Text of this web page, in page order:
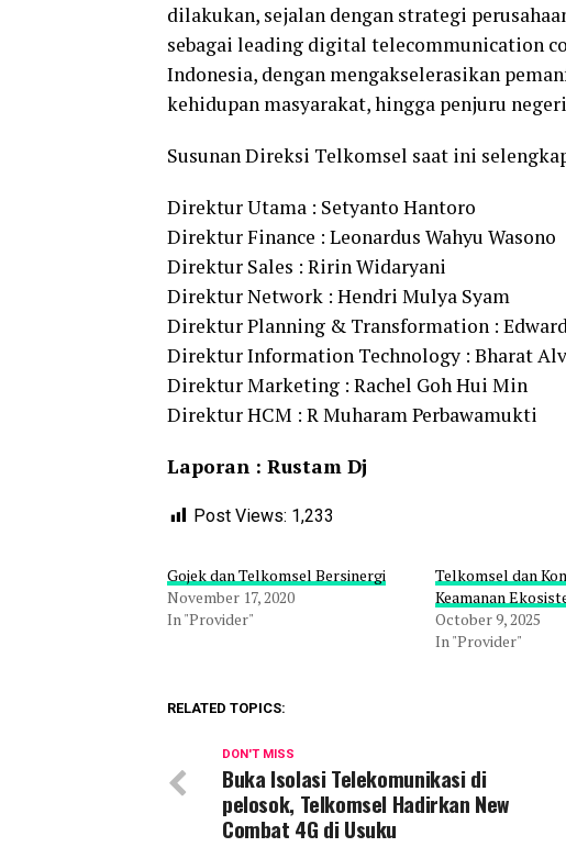
dilakukan, sejalan dengan strategi
sebagai leading digital telecommunication
Indonesia, dengan mengakselerasikan
kehidupan masyarakat, hingga penjuru
Susunan Direksi Telkomsel saat ini
Direktur Utama : Setyanto Hantoro
Direktur Finance : Leonardus Wahyu Wasono
Direktur Sales : Ririn Widaryani
Direktur Network : Hendri Mulya Syam
Direktur Planning & Transformation :
Direktur Information Technology : Bharat
Direktur Marketing : Rachel Goh Hui Min
Direktur HCM : R Muharam Perbawamukti
Laporan : Rustam Dj
Post Views: 1,233
Gojek dan Telkomsel Bersinergi
November 17, 2020
In "Provider"
Telkomsel dan
Keamanan
October 9, 2025
In "Provider"
RELATED TOPICS:
DON'T MISS
Buka Isolasi Telekomunikasi di
pelosok, Telkomsel Hadirkan New
Combat 4G di Usuku